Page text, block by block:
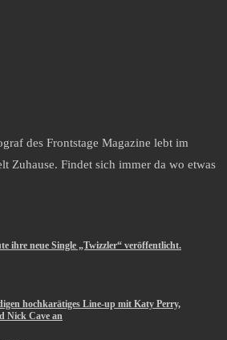
des Frontstage Magazine lebt im
Zuhause. Findet sich immer da wo etwas
ihre neue Single „Twizzler“ veröffentlicht.
hochkarätiges Line-up mit Katy Perry,
Nick Cave an